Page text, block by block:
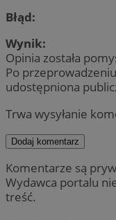
Błąd:
Wynik:
Opinia została
Po
udostępniona
Trwa wysyłanie
Dodaj komentarz
Komentarze są
Wydawca portalu
treść.